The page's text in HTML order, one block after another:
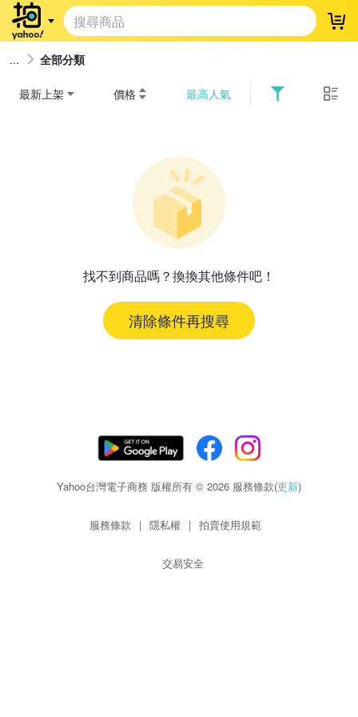
登
全部分類
最新上架 價格 最高人氣
找不到商品嗎？換換其他條件吧！
清除條件再搜尋
Yahoo台灣電子商務 版權所有 © 2026 服務條款(更新)
服務條款 | 隱私權 | 拍賣使用規範
交易安全